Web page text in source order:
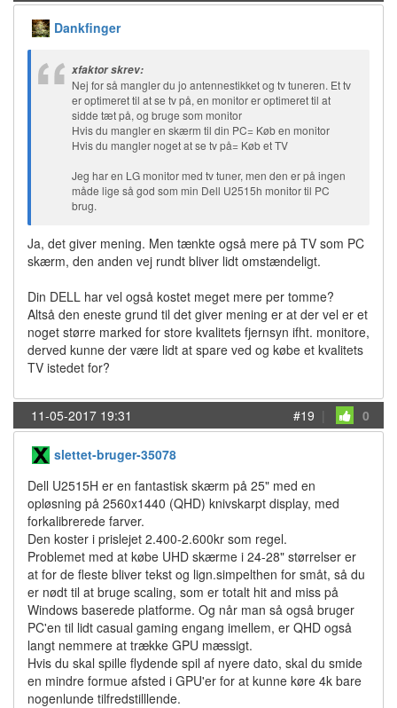
Dankfinger
xfaktor skrev:
Nej for så mangler du jo antennestikket og tv tuneren. Et tv
er optimeret til at se tv på, en monitor er optimeret til at
sidde tæt på, og bruge som monitor
Hvis du mangler en skærm til din PC= Køb en monitor
Hvis du mangler noget at se tv på= Køb et TV
Jeg har en LG monitor med tv tuner, men den er på ingen
måde lige så god som min Dell U2515h monitor til PC
brug.
Ja, det giver mening. Men tænkte også mere på TV som PC
skærm, den anden vej rundt bliver lidt omstændeligt.
Din DELL har vel også kostet meget mere per tomme?
Altså den eneste grund til det giver mening er at der vel er et
noget større marked for store kvalitets fjernsyn ifht. monitore,
derved kunne der være lidt at spare ved og købe et kvalitets
TV istedet for?
11-05-2017 19:31 #19 | 0
slettet-bruger-35078
Dell U2515H er en fantastisk skærm på 25" med en
opløsning på 2560x1440 (QHD) knivskarpt display, med
forkalibrerede farver.
Den koster i prislejet 2.400-2.600kr som regel.
Problemet med at købe UHD skærme i 24-28" størrelser er
at for de fleste bliver tekst og lign.simpelthen for småt, så du
er nødt til at bruge scaling, som er totalt hit and miss på
Windows baserede platforme. Og når man så også bruger
PC'en til lidt casual gaming engang imellem, er QHD også
langt nemmere at trække GPU mæssigt.
Hvis du skal spille flydende spil af nyere dato, skal du smide
en mindre formue afsted i GPU'er for at kunne køre 4k bare
nogenlunde tilfredstilllende.